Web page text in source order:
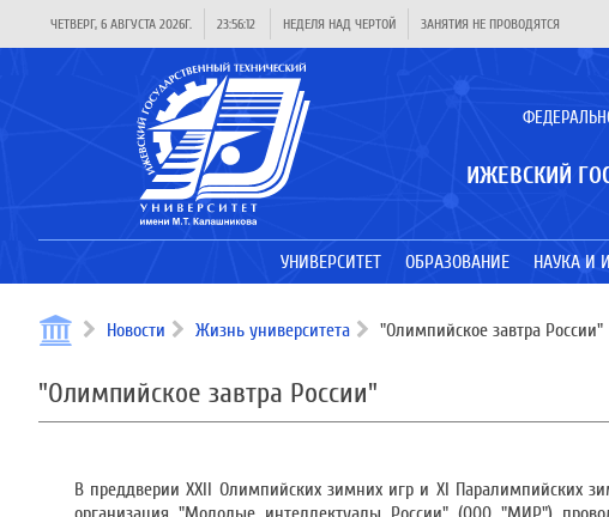
ЧЕТВЕРГ, 6 АВГУСТА 2026Г. 23:56:12 НЕДЕЛЯ НАД ЧЕРТОЙ ЗАНЯТИЯ НЕ ПРОВОДЯТСЯ
ИЖЕВСКИЙ
УНИВЕРСИТЕТ ОБРАЗОВАНИЕ НАУКА И
Новости Жизнь университета "Олимпийское завтра России"
"Олимпийское завтра России"
В преддверии XXII Олимпийских зимних игр и XI Паралимпийских